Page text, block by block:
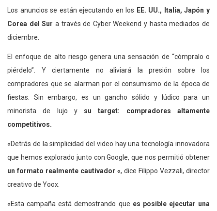
Los anuncios se están ejecutando en los EE. UU., Italia, Japón y
Corea del Sur a través de Cyber ​​Weekend y hasta mediados de
diciembre.
El enfoque de alto riesgo genera una sensación de “cómpralo o
piérdelo”. Y ciertamente no aliviará la presión sobre los
compradores que se alarman por el consumismo de la época de
fiestas. Sin embargo, es un gancho sólido y lúdico para un
minorista de lujo y su target: compradores altamente
competitivos.
«Detrás de la simplicidad del video hay una tecnología innovadora
que hemos explorado junto con Google, que nos permitió obtener
un formato realmente cautivador «, dice Filippo Vezzali, director
creativo de Yoox.
«Esta campaña está demostrando que es posible ejecutar una